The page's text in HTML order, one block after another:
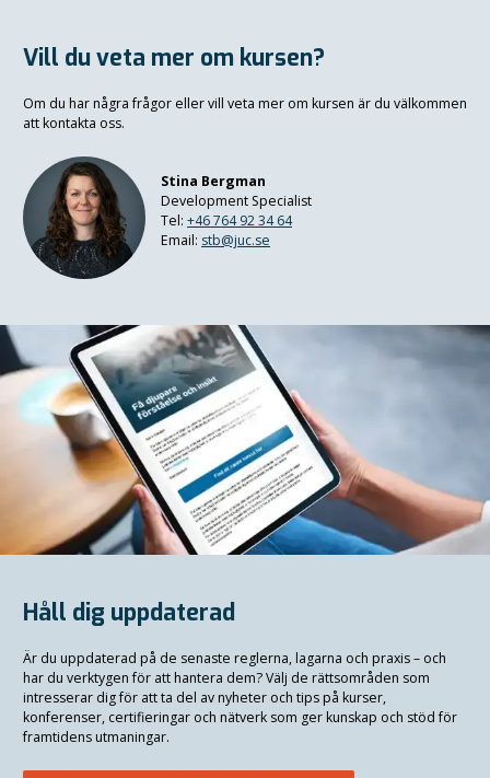
Vill du veta mer om kursen?
Om du har några frågor eller vill veta mer om kursen är du välkommen
att kontakta oss.
Stina Bergman
Development Specialist
Tel: +46 764 92 34 64
Email: stb@juc.se
Håll dig uppdaterad
Är du uppdaterad på de senaste reglerna, lagarna och praxis– och
har du verktygen för att hantera dem? Välj de rättsområden som
intresserar dig för att ta del av nyheter och tips på kurser,
konferenser, certifieringar och nätverk som ger kunskap och stöd för
framtidens utmaningar.